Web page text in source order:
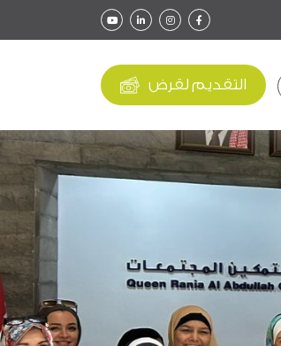
التقديم لقرض